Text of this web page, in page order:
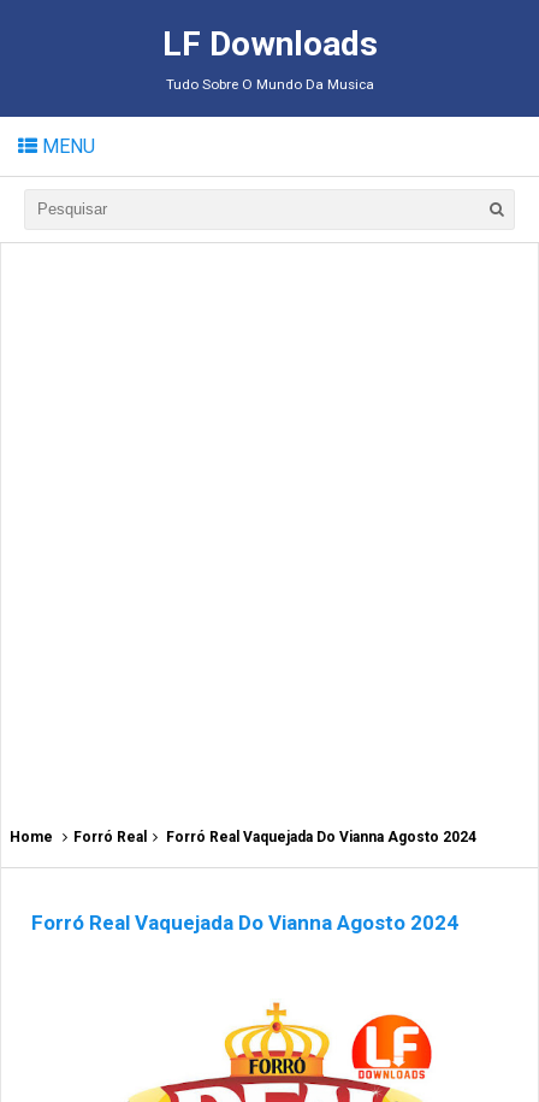
LF Downloads
Tudo Sobre O Mundo Da Musica
MENU
Home Forró Real Forró Real Vaquejada Do Vianna Agosto 2024
Forró Real Vaquejada Do Vianna Agosto 2024